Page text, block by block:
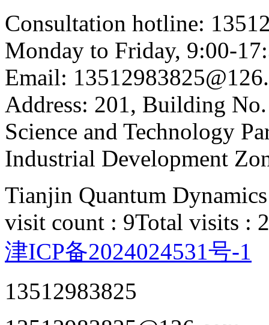
Consultation hotline:
Monday to Friday, 9:00-
Email:
Address: 201, Building
Science and Technology
Industrial Development
Tianjin Quantum
visit count : 9Total visits :
津ICP备2024024531号-1
13512983825